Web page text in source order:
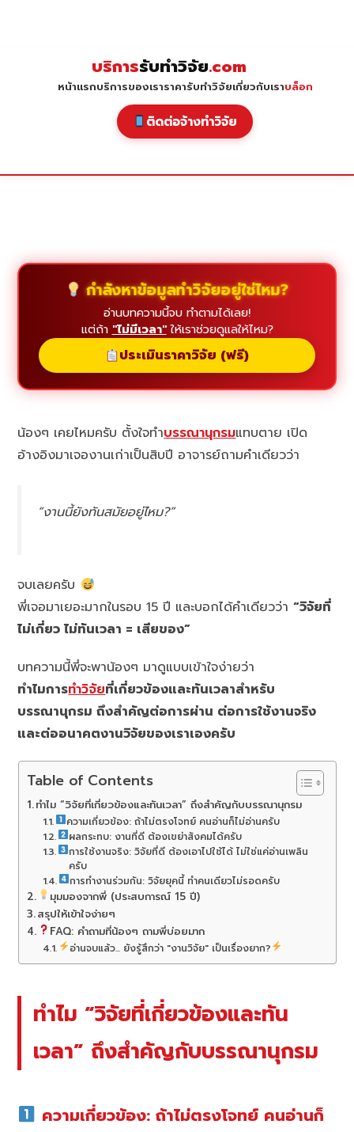
บริการรับทำวิจัย.com
หน้าแรกบริการของเราราคารับทำวิจัยเกี่ยวกับเราบล็อก
ติดต่อจ้างทำวิจัย
กำลังหาข้อมูลทำวิจัยอยู่ใช่ไหม?
อ่านบทความนี้จบ ทำตามได้เลย!
แต่ถ้า "ไม่มีเวลา"ให้เราช่วยดูแลให้ไหม?
ประเมินราคาวิจัย (ฟรี)
น้องๆ เคยไหมครับ ตั้งใจทำบรรณานุกรมแทบตาย เปิด
อ้างอิงมาเจองานเก่าเป็นสิบปี อาจารย์ถามคำเดียวว่า
“งานนี้ยังทันสมัยอยู่ไหม?”
จบเลยครับ
พี่เจอมาเยอะมากในรอบ 15 ปี และบอกได้คำเดียวว่า“วิจัยที่
ไม่เกี่ยว ไม่ทันเวลา = เสียของ”
บทความนี้พี่จะพาน้องๆ มาดูแบบเข้าใจง่ายว่า
ทำไมการทำวิจัยที่เกี่ยวข้องและทันเวลาสำหรับ
บรรณานุกรม ถึงสำคัญต่อการผ่าน ต่อการใช้งานจริง
และต่ออนาคตงานวิจัยของเราเองครับ
Table of Contents
ทำไม “วิจัยที่เกี่ยวข้องและทันเวลา” ถึงสำคัญกับบรรณานุกรม
ความเกี่ยวข้อง: ถ้าไม่ตรงโจทย์ คนอ่านก็ไม่อ่านครับ
ผลกระทบ: งานที่ดี ต้องเขย่าสังคมได้ครับ
การใช้งานจริง: วิจัยที่ดี ต้องเอาไปใช้ได้ ไม่ใช่แค่อ่านเพลิน
ครับ
การทำงานร่วมกัน: วิจัยยุคนี้ ทำคนเดียวไม่รอดครับ
มุมมองจากพี่ (ประสบการณ์ 15 ปี)
สรุปให้เข้าใจง่ายๆ
FAQ: คำถามที่น้องๆ ถามพี่บ่อยมาก
อ่านจบแล้ว... ยังรู้สึกว่า "งานวิจัย" เป็นเรื่องยาก?
ทำไม “วิจัยที่เกี่ยวข้องและทัน
เวลา” ถึงสำคัญกับบรรณานุกรม
ความเกี่ยวข้อง: ถ้าไม่ตรงโจทย์ คนอ่านก็